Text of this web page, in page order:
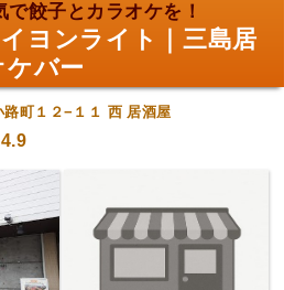
餃子とカラオケを！
ヨンライト｜三島居
ケバー
路町１２−１１ 西 居酒屋
4.9